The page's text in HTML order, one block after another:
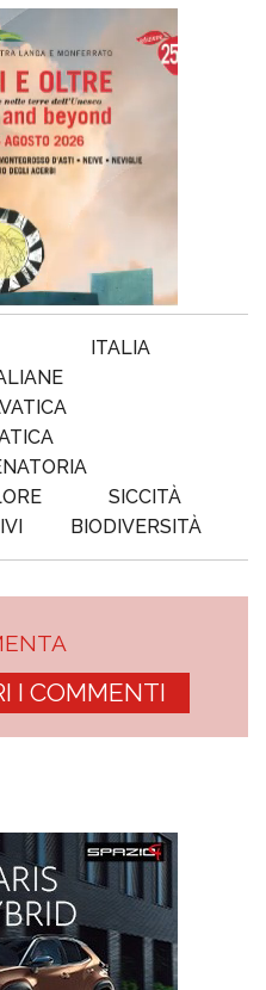
ITALIA
SICCITÀ
BIODIVERSITÀ
I COMMENTI